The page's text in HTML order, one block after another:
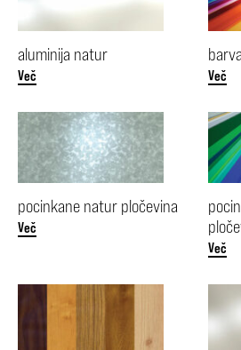
aluminija natur
Več Več
pocinkane natur pločevina
Več
Več